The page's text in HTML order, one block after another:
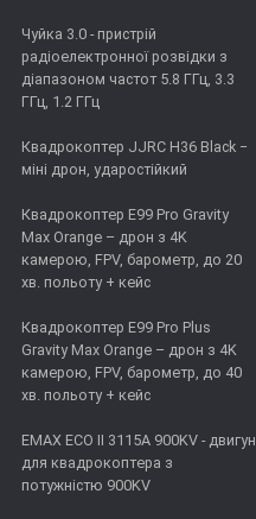
Чуйка 3.0 - пристрій
радіоелектронної розвідки з
діапазоном частот 5.8 ГГц, 3.3
ГГц, 1.2 ГГц
Квадрокоптер JJRC H36 Black −
міні дрон, ударостійкий
Квадрокоптер E99 Pro Gravity
Max Orange – дрон з 4K
камерою, FPV, барометр, до 20
хв. польоту + кейс
Квадрокоптер E99 Pro Plus
Gravity Max Orange – дрон з 4K
камерою, FPV, барометр, до 40
хв. польоту + кейс
EMAX ECO II 3115А 900KV - двигун
для квадрокоптера з
потужністю 900KV